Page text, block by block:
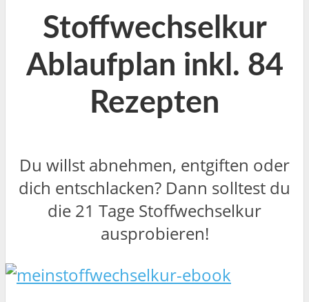
Stoffwechselkur
Ablaufplan inkl. 84
Rezepten
Du willst abnehmen, entgiften oder
dich entschlacken? Dann solltest du
die 21 Tage Stoffwechselkur
ausprobieren!